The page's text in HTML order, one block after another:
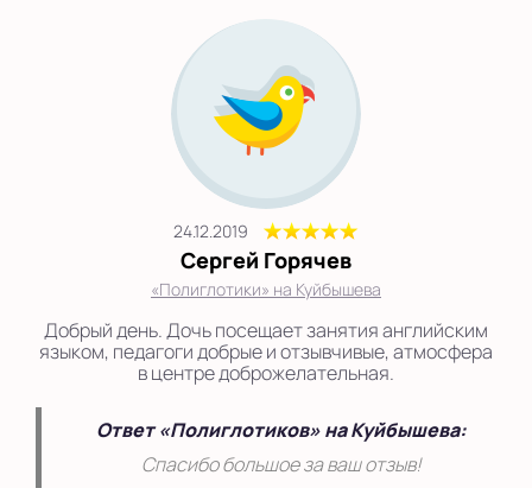
24.12.2019
Сергей Горячев
«Полиглотики» на Куйбышева
Добрый день. Дочь посещает занятия английским
языком, педагоги добрые и отзывчивые, атмосфера
в центре доброжелательная.
Ответ «Полиглотиков» на Куйбышева:
Спасибо большое за ваш отзыв!